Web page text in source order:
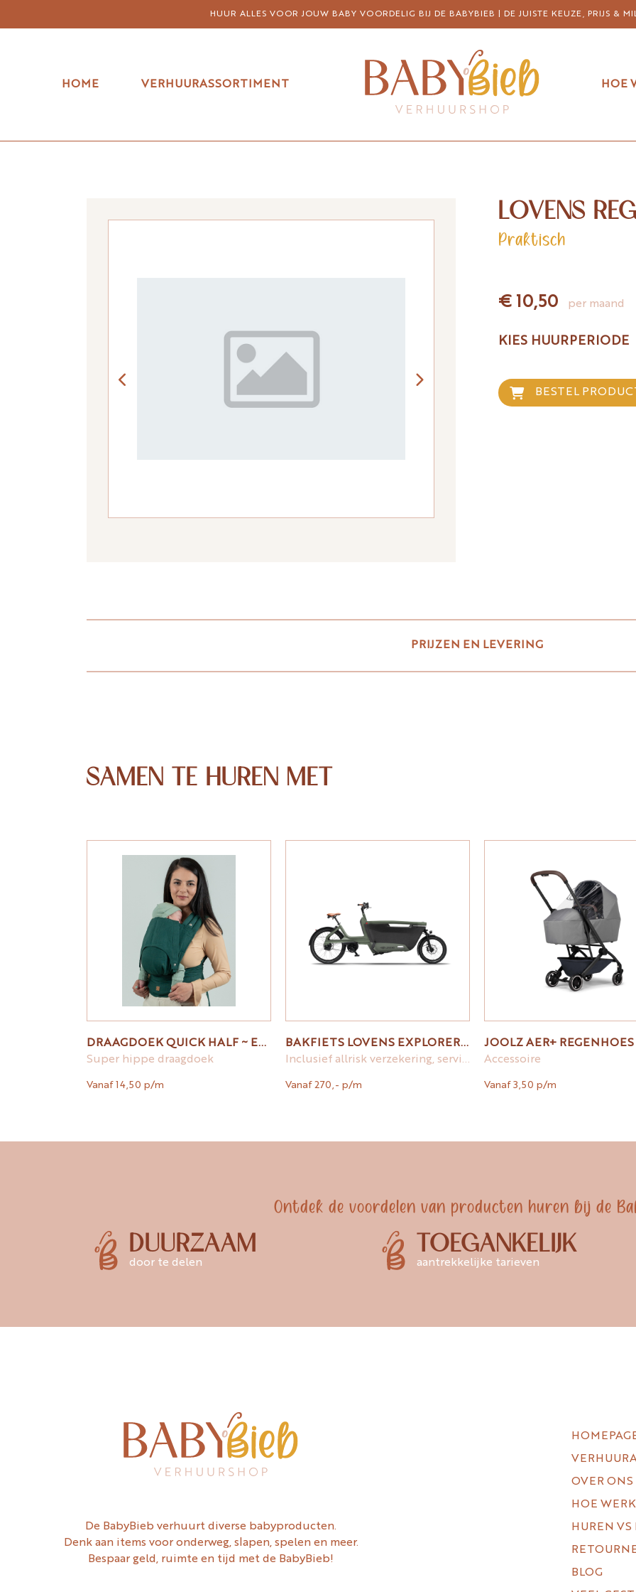
HUUR ALLES VOOR JOUW BABY VOORDELIG BIJ DE BABYBIEB | DE JUISTE KEUZE, PRIJS &
HOME VERHUURASSORTIMENT HOE
LOVENS
Praktisch
€ 10,50 per maand
KIES HUURPERIODE
BESTEL
PRIJZEN EN LEVERING
SAMEN TE HUREN MET
DRAAGDOEK QUICK HALF ~ EVERGREEN LINNEN
Super hippe draagdoek
Vanaf 14,50 p/m
BAKFIETS LOVENS EXPLORER1 S50
Inclusief allrisk verzekering, service en onderhoud
Vanaf 270,- p/m
JOOLZ AER+ REGENHOES
Accessoire
Vanaf 3,50 p/m
Ontdek de voordelen van producten huren bij de
DUURZAAM
door te delen
TOEGANKELIJK
aantrekkelijke tarieven
De BabyBieb verhuurt diverse babyproducten.
Denk aan items voor onderweg, slapen, spelen en meer.
Bespaar geld, ruimte en tijd met de BabyBieb!
OVER ONS
HOE
HUREN
BLOG